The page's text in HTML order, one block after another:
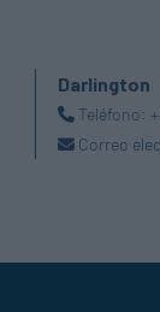
Darlington
Teléfono:
Correo